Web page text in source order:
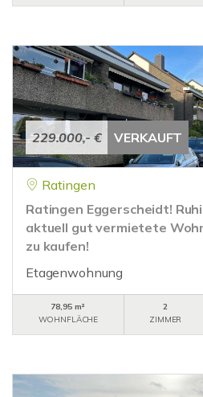
229.000,- € VERKAUFT
Ratingen
Ratingen Eggerscheidt!
aktuell gut vermietete
zu kaufen!
Etagenwohnung
78,95 m²
WOHNFLÄCHE
2
ZIMMER